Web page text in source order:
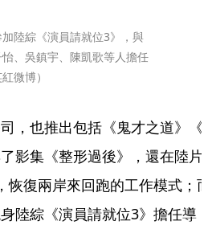
陸綜《演員請就位3》，與
、吳鎮宇、陳凱歌等人擔任
微博）
，也推出包括《鬼才之道》《
影集《整形過後》，還在陸片
恢復兩岸來回跑的工作模式；
陸綜《演員請就位3》擔任導